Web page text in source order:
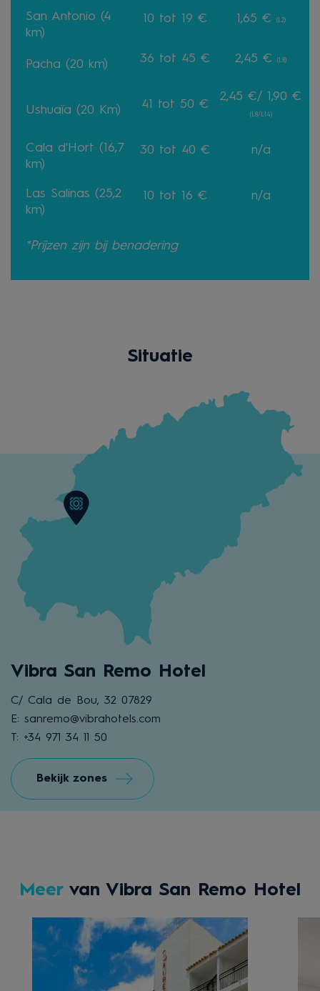
San Antonio (4
km)
10 tot 19 € 1,65 € (L2)
Pacha (20 km) 36 tot 45 € 2,45 € (L8)
Ushuaïa (20 Km) 41 tot 50 €
2,45 €/ 1,90 €
(L8/L14)
Cala d'Hort (16,7
km)
30 tot 40 € n/a
Las Salinas (25,2
km)
10 tot 16 € n/a
*Prijzen zijn bij benadering
Situatie
Vibra San Remo Hotel
C/ Cala de Bou, 32 07829
E: sanremo@vibrahotels.com
T: +34 971 34 11 50
Bekijk zones
Meervan Vibra San Remo Hotel